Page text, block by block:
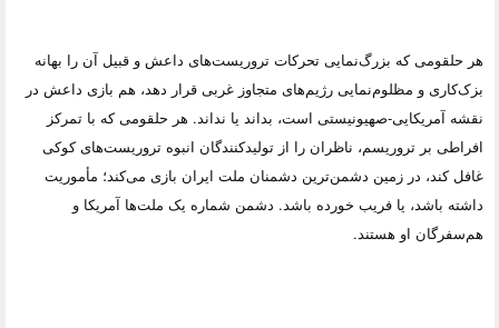
هر حلقومی که بزرگ‌نمایی تحرکات تروریست‌های داعش و قبیل آن را بهانه
بزک‌کاری و مظلوم‌نمایی رژیم‌های متجاوز غربی قرار دهد، هم بازی داعش در
نقشه آمریکایی-صهیونیستی است، بداند یا نداند. هر حلقومی که با تمرکز
افراطی بر تروریسم، ناظران را از تولیدکنندگان انبوه تروریست‌های کوکی
غافل کند، در زمین دشمن‌ترین دشمنان ملت ایران بازی می‌کند؛ مأموریت
داشته باشد، یا فریب خورده باشد. دشمن شماره یک ملت‌‌ها آمریکا و
هم‌سفرگان او هستند.